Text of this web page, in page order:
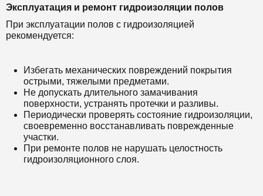
Эксплуатация и ремонт гидроизоляции полов
При эксплуатации полов с гидроизоляцией
рекомендуется:
Избегать механических повреждений покрытия
острыми, тяжелыми предметами.
Не допускать длительного замачивания
поверхности, устранять протечки и разливы.
Периодически проверять состояние гидроизоляции,
своевременно восстанавливать поврежденные
участки.
При ремонте полов не нарушать целостность
гидроизоляционного слоя.